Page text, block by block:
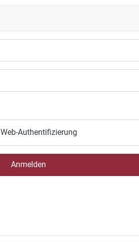
Web-Authentifizierung
Anmelden